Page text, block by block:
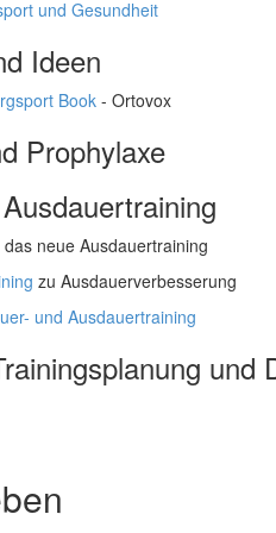
und Gesundheit
Ideen
Book- Ortovox
Prophylaxe
das neue Ausdauertraining
zu Ausdauerverbesserung
und Ausdauertraining
und